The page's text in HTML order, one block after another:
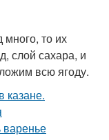
то их
слой сахара, и
всю ягоду.